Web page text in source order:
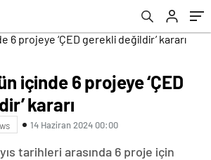
içinde 6 projeye ‘ÇED
kararı
14 Haziran 2024 00:00
tarihleri arasında 6 proje için